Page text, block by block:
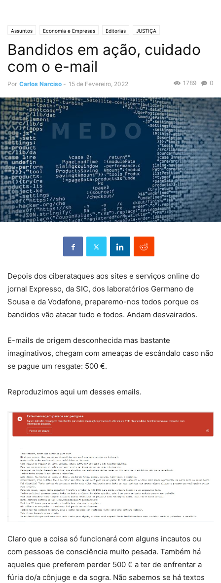
Assuntos Economia e Empresas Editorias JUSTIÇA
Lifestyle & Gadgets O ESTADO da ARTE
Polícias & Ladrões
Bandidos em ação, cuidado
com o e-mail
Por Carlos Narciso - 15 de Fevereiro, 2022 0
1789
Depois dos ciberataques aos sites e serviços online do
jornal Expresso, da SIC, dos laboratórios Germano de
Sousa e da Vodafone, preparemo-nos todos porque os
bandidos vão atacar tudo e todos. Andam desvairados.
E-mails de origem desconhecida mas bastante
imaginativos, chegam com ameaças de escândalo caso não
se pague um resgate: 500 €.
Reproduzimos aqui um desses emails.
Claro que a coisa só funcionará com alguns incautos ou
com pessoas de consciência muito pesada. Também há
aqueles que preferem perder 500 € a ter de enfrentar a
fúria do/a cônjuge e da sogra. Não sabemos se há textos